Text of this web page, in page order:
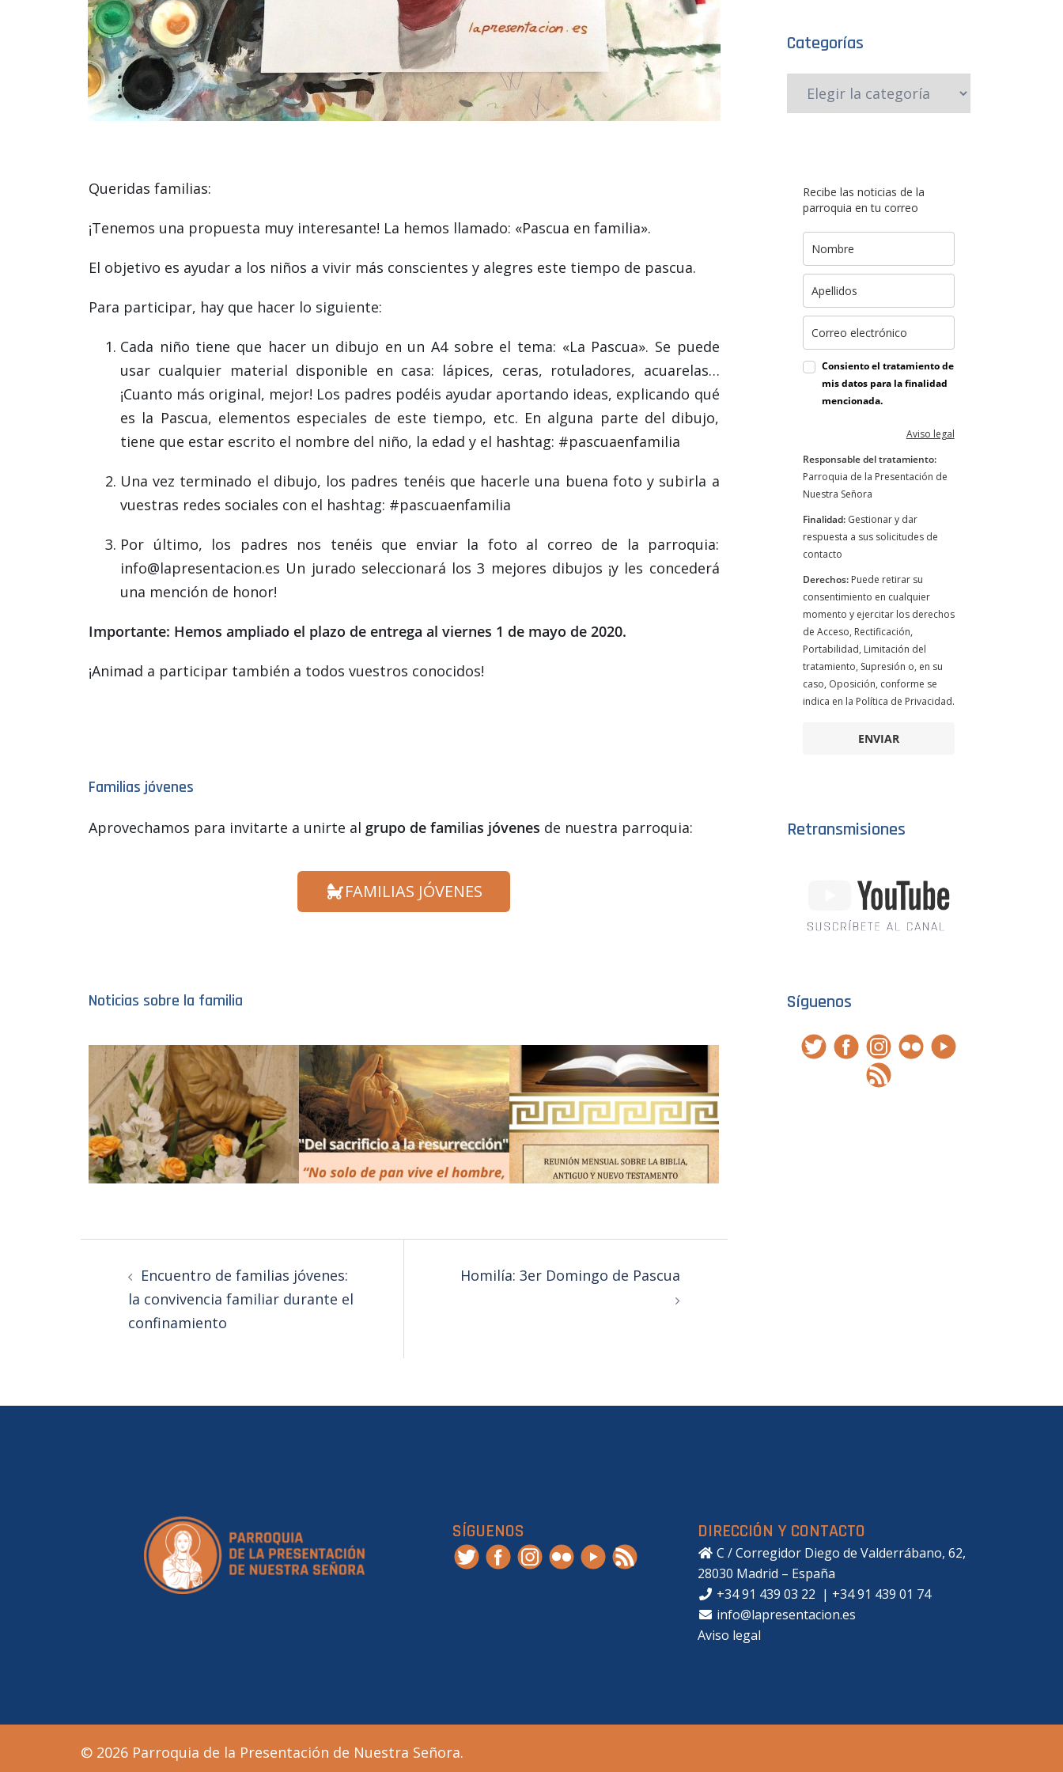
Queridas familias:
¡Tenemos una propuesta muy interesante! La hemos llamado: «Pascua en familia».
El objetivo es ayudar a los niños a vivir más conscientes y alegres este tiempo de pascua.
Para participar, hay que hacer lo siguiente:
Cada niño tiene que hacer un dibujo en un A4 sobre el tema: «La Pascua». Se puede
usar cualquier material disponible en casa: lápices, ceras, rotuladores, acuarelas…
¡Cuanto más original, mejor! Los padres podéis ayudar aportando ideas, explicando qué
es la Pascua, elementos especiales de este tiempo, etc. En alguna parte del dibujo,
tiene que estar escrito el nombre del niño, la edad y el hashtag: #pascuaenfamilia
Una vez terminado el dibujo, los padres tenéis que hacerle una buena foto y subirla a
vuestras redes sociales con el hashtag: #pascuaenfamilia
Por último, los padres nos tenéis que enviar la foto al correo de la parroquia:
info@lapresentacion.es Un jurado seleccionará los 3 mejores dibujos ¡y les concederá
una mención de honor!
Importante: Hemos ampliado el plazo de entrega al viernes 1 de mayo de 2020.
¡Animad a participar también a todos vuestros conocidos!
Familias jóvenes
Aprovechamos para invitarte a unirte al grupo de familias jóvenes de nuestra parroquia:
FAMILIAS JÓVENES
Noticias sobre la familia
Encuentro de familias jóvenes:
la convivencia familiar durante el
confinamiento
Homilía: 3er Domingo de Pascua
Categorías
Recibe las noticias de la
parroquia en tu correo
Consiento el tratamiento de
mis datos para la finalidad
mencionada.
Aviso legal
Responsable del tratamiento:
Parroquia de la Presentación de
Nuestra Señora
Finalidad:Gestionar y dar
respuesta a sus solicitudes de
contacto
Derechos:Puede retirar su
consentimiento en cualquier
momento y ejercitar los derechos
de Acceso, Rectificación,
Portabilidad, Limitación del
tratamiento, Supresión o, en su
caso, Oposición, conforme se
indica en la Política de Privacidad.
ENVIAR
Retransmisiones
Síguenos
SÍGUENOS DIRECCIÓN Y CONTACTO
C / Corregidor Diego de Valderrábano, 62,
28030 Madrid – España
+34 91 439 03 22 | +34 91 439 01 74
info@lapresentacion.es
Aviso legal
© 2026 Parroquia de la Presentación de Nuestra Señora.